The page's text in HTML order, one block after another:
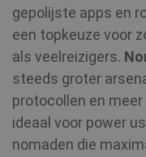
gepolijste apps en
een topkeuze voor
als veelreizigers.
steeds groter
protocollen en
ideaal voor power
nomaden die